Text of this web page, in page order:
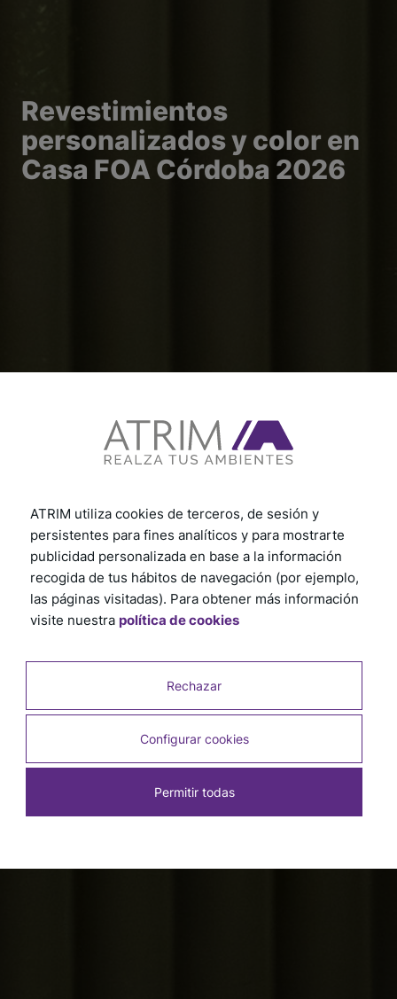
Revestimientos
personalizados y color en
Casa FOA Córdoba 2026
ATRIM utiliza cookies de terceros, de sesión y
persistentes para fines analíticos y para mostrarte
publicidad personalizada en base a la información
recogida de tus hábitos de navegación (por ejemplo,
las páginas visitadas). Para obtener más información
visite nuestra política de cookies
Rechazar
Configurar cookies
Permitir todas